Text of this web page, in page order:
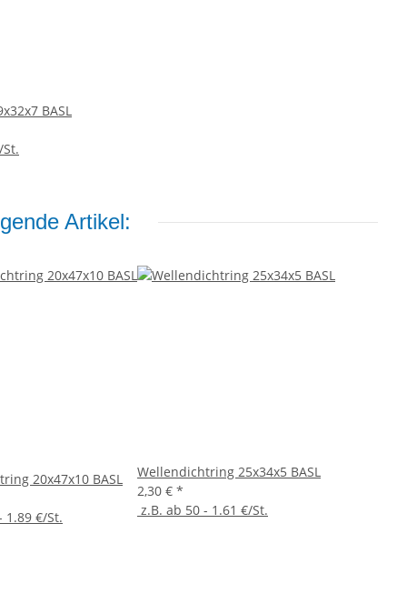
BASL
Artikel:
20x47x10 BASL
1.89 €/St.
Wellendichtring 25x34x5 BASL
2,30 € *
z.B. ab 50 - 1.61 €/St.